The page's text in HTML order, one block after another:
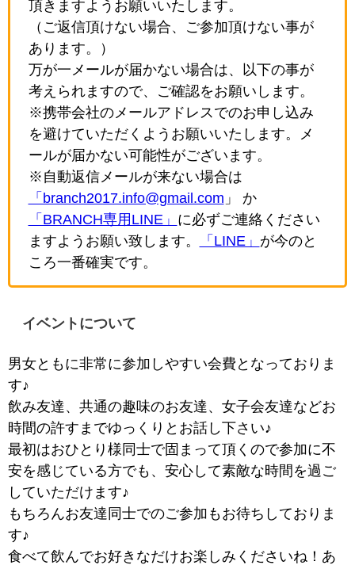
頂きますようお願いいたします。
（ご返信頂けない場合、ご参加頂けない事が
あります。）
万が一メールが届かない場合は、以下の事が
考えられますので、ご確認をお願いします。
※携帯会社のメールアドレスでのお申し込み
を避けていただくようお願いいたします。メ
ールが届かない可能性がございます。
※自動返信メールが来ない場合は
「branch2017.info@gmail.com 」 か
「BRANCH専用LINE」 に必ずご連絡ください
ますようお願い致します。
「LINE」 が今のと
ころ一番確実です。
イベントについて
男女ともに非常に参加しやすい会費となっておりま
す♪
飲み友達、共通の趣味のお友達、女子会友達などお
時間の許すまでゆっくりとお話し下さい♪
最初はおひとり様同士で固まって頂くので参加に不
安を感じている方でも、安心して素敵な時間を過ご
していただけます♪
もちろんお友達同士でのご参加もお待ちしておりま
す♪
食べて飲んでお好きなだけお楽しみくださいね！あ